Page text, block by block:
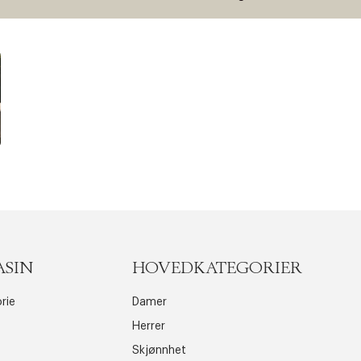
HOVEDKATEGORIER
Damer
Herrer
Skjønnhet